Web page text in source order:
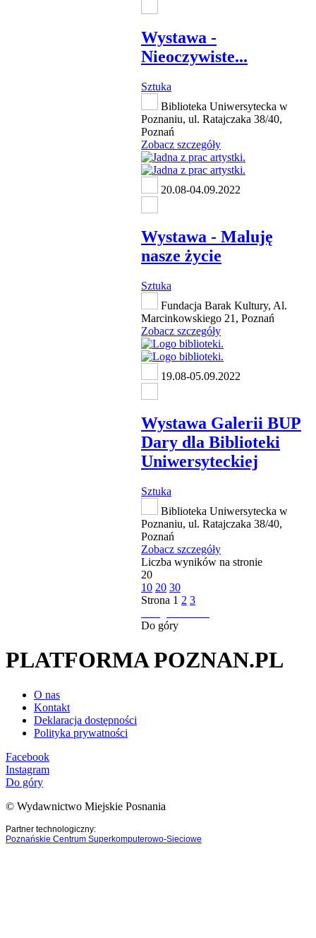
Wystawa -
Nieoczywiste...
Sztuka
Biblioteka Uniwersytecka w
Poznaniu, ul. Ratajczaka 38/40,
Poznań
Zobacz szczegóły
20.08-04.09.2022
Wystawa - Maluję
nasze życie
Sztuka
Fundacja Barak Kultury, Al.
Marcinkowskiego 21, Poznań
Zobacz szczegóły
19.08-05.09.2022
Wystawa Galerii BUP
Dary dla Biblioteki
Uniwersyteckiej
Sztuka
Biblioteka Uniwersytecka w
Poznaniu, ul. Ratajczaka 38/40,
Poznań
Zobacz szczegóły
Liczba wyników na stronie
20
10 20 30
Strona 1 2 3
Do góry
PLATFORMA POZNAN.PL
O nas
Kontakt
Deklaracja dostępności
Polityka prywatności
Facebook
Instagram
Do góry
© Wydawnictwo Miejskie Posnania
Partner technologiczny:
Poznańskie Centrum Superkomputerowo-Sieciowe